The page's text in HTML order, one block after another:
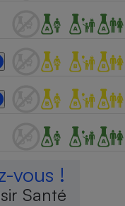
vous !
Santé